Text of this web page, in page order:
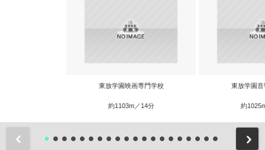
東放学園映画専門学校
約1103m／14分
東放学園
約